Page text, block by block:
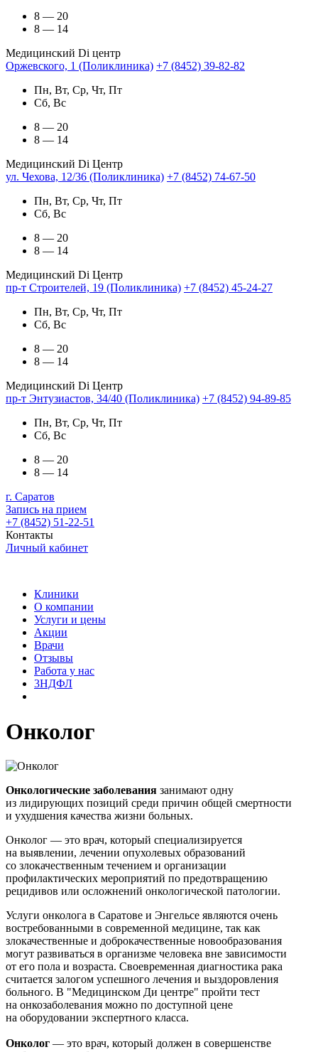
8 — 20
8 — 14
Медицинский Di центр
Оржевского, 1 (Поликлиника) +7 (8452) 39-82-82
Пн, Вт, Ср, Чт, Пт
Сб, Вс
8 — 20
8 — 14
Медицинский Di Центр
ул. Чехова, 12/36 (Поликлиника) +7 (8452) 74-67-50
Пн, Вт, Ср, Чт, Пт
Сб, Вс
8 — 20
8 — 14
Медицинский Di Центр
пр-т Строителей, 19 (Поликлиника) +7 (8452) 45-24-27
Пн, Вт, Ср, Чт, Пт
Сб, Вс
8 — 20
8 — 14
Медицинский Di Центр
пр-т Энтузиастов, 34/40 (Поликлиника) +7 (8452) 94-89-85
Пн, Вт, Ср, Чт, Пт
Сб, Вс
8 — 20
8 — 14
г. Саратов
Запись на прием
+7 (8452) 51-22-51
Контакты
Личный кабинет
Клиники
О компании
Услуги и цены
Акции
Врачи
Отзывы
Работа у нас
3НДФЛ
Онколог
Онкологические заболевания занимают одну
из лидирующих позиций среди причин общей смертности
и ухудшения качества жизни больных.
Онколог — это врач, который специализируется
на выявлении, лечении опухолевых образований
со злокачественным течением и организации
профилактических мероприятий по предотвращению
рецидивов или осложнений онкологической патологии.
Услуги онколога в Саратове и Энгельсе являются очень
востребованными в современной медицине, так как
злокачественные и доброкачественные новообразования
могут развиваться в организме человека вне зависимости
от его пола и возраста. Своевременная диагностика рака
считается залогом успешного лечения и выздоровления
больного. В "Медицинском Ди центре" пройти тест
на онкозаболевания можно по доступной цене
на оборудовании экспертного класса.
Онколог — это врач, который должен в совершенстве